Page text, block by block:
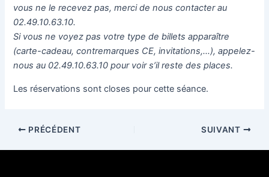
vous ne le recevez pas, merci de nous contacter au
02.49.10.63.10.
Si vous ne voyez pas votre type de billets apparaître
(carte-cadeau, contremarques CE, invitations,…), appelez-
nous au 02.49.10.63.10 pour voir s’il reste des places.
Les réservations sont closes pour cette séance.
PRÉCÉDENT SUIVANT